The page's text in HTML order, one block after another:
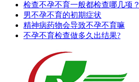
检查不孕不育一般都检查哪几项？
男不孕不育的初期症状
精神病药物会导致不孕不育嘛
不孕不育检查做多久出结果?